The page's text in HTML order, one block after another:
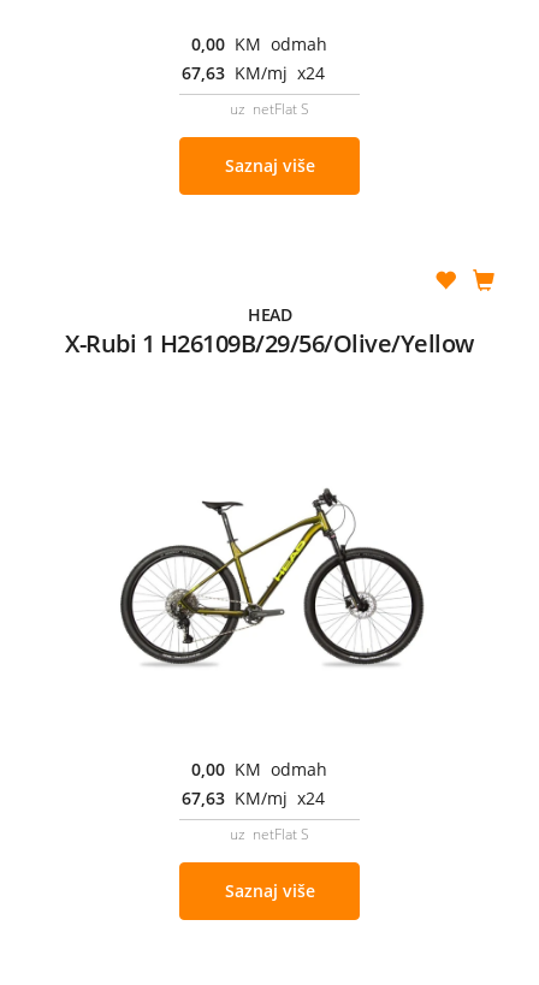
0,00 KM odmah
67,63 KM/mj x24
uz netFlat S
Saznaj više
HEAD
X-Rubi 1 H26109B/29/56/Olive/Yellow
0,00 KM odmah
67,63 KM/mj x24
uz netFlat S
Saznaj više